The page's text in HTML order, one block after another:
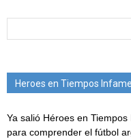
Heroes en Tiempos
Ya salió Héroes en
para comprender el fútbol